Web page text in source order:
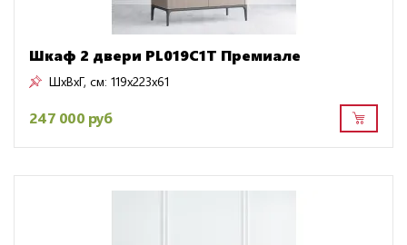
Шкаф 2 двери PL019C1T Премиале
ШxВxГ, см: 119x223x61
247 000 руб